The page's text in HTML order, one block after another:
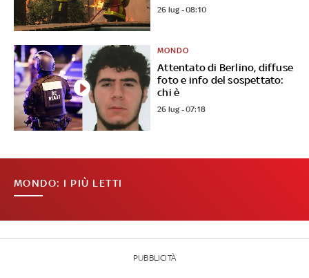
26 lug - 08:10
Attentato di Berlino, diffuse
foto e info del sospettato:
chi è
MONDO
26 lug - 07:18
MONDO: I PIÙ LETTI
PUBBLICITÀ